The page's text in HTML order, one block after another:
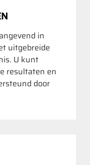
in
uitgebreide
U kunt
resultaten en
door